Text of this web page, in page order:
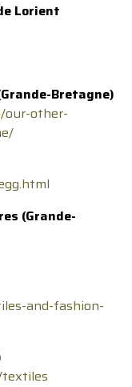
Lorient
Bretagne)
our-other-
(Grande-
and-fashion-